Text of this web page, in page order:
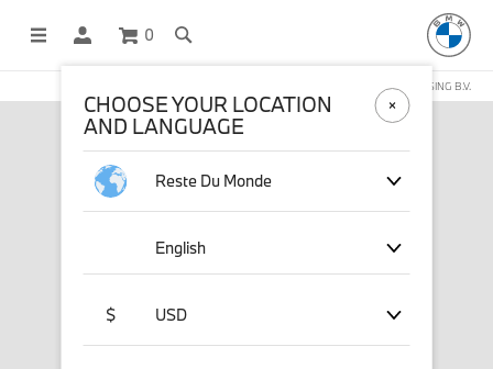
0
BOUTIQUE EN LIGNE GÉRÉE PAR STICHD SPORTSMERCHANDISING B.V.
CHOOSE YOUR LOCATION
AND LANGUAGE
Reste Du Monde
English
$ USD